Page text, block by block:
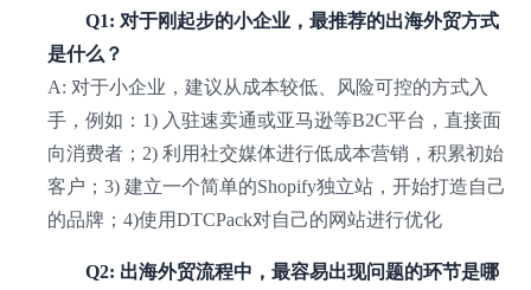
Q1: 对于刚起步的小企业，最推荐的出海外贸方式
是什么？
A: 对于小企业，建议从成本较低、风险可控的方式入
手，例如：1) 入驻速卖通或亚马逊等B2C平台，直接面
向消费者；2) 利用社交媒体进行低成本营销，积累初始
客户；3) 建立一个简单的Shopify独立站，开始打造自己
的品牌；4)使用DTCPack对自己的网站进行优化
Q2: 出海外贸流程中，最容易出现问题的环节是哪